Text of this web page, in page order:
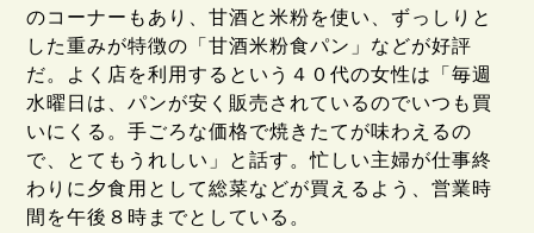
のコーナーもあり、甘酒と米粉を使い、ずっしりと
した重みが特徴の「甘酒米粉食パン」などが好評
だ。よく店を利用するという４０代の女性は「毎週
水曜日は、パンが安く販売されているのでいつも買
いにくる。手ごろな価格で焼きたてが味わえるの
で、とてもうれしい」と話す。忙しい主婦が仕事終
わりに夕食用として総菜などが買えるよう、営業時
間を午後８時までとしている。